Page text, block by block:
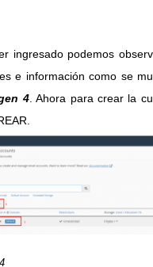
ingresado podemos
e información como se
4. Ahora para crear la